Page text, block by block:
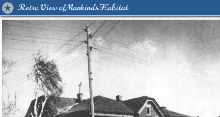
Retro View of Mankind's Habitat